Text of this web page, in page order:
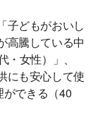
子どもがおいし
高騰している中
女性）」、
にも安心して使
ができる（40